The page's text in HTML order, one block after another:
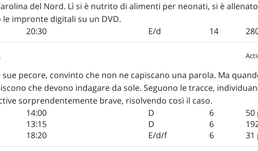
del Nord. Lì si è nutrito di alimenti per neonati, si è
impronte digitali su un DVD.
20:30 E/d 14
pecore, convinto che non ne capiscano una parola. Ma
che devono indagare da sole. Seguono le tracce,
sorprendentemente brave, risolvendo così il caso.
14:00 D 6
50
13:15 D 6
18:20 E/d/f 6 31